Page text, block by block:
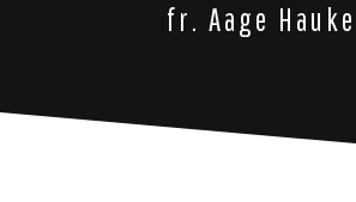
fr. Aage